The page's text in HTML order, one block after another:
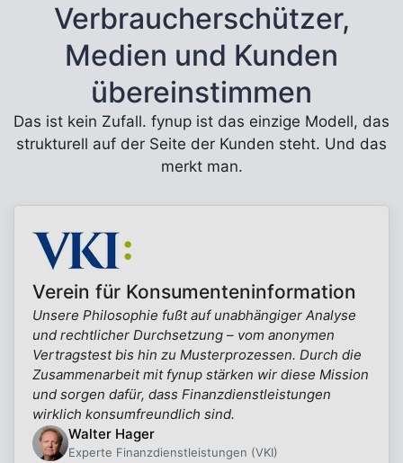
Verbraucherschützer,
Medien und Kunden
übereinstimmen
Das ist kein Zufall. fynup ist das einzige Modell, das
strukturell auf der Seite der Kunden steht. Und das
merkt man.
Verein für Konsumenteninformation
Unsere Philosophie fußt auf unabhängiger Analyse
und rechtlicher Durchsetzung – vom anonymen
Vertragstest bis hin zu Musterprozessen. Durch die
Zusammenarbeit mit fynup stärken wir diese Mission
und sorgen dafür, dass Finanzdienstleistungen
wirklich konsumfreundlich sind.
Walter Hager
Experte Finanzdienstleistungen (VKI)